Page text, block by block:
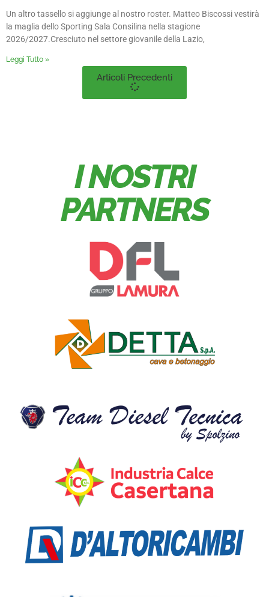
Un altro tassello si aggiunge al nostro roster. Matteo Biscossi vestirà
la maglia dello Sporting Sala Consilina nella stagione
2026/2027.Cresciuto nel settore giovanile della Lazio,
Leggi Tutto »
Articoli Precedenti
I NOSTRI
PARTNERS